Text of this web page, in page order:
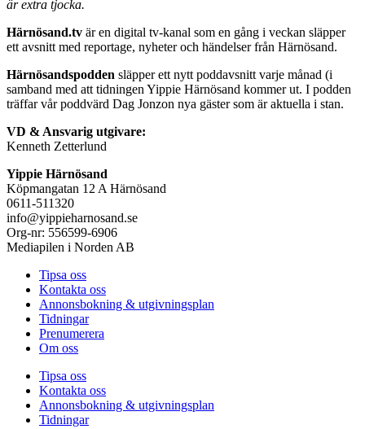
är extra tjocka.
Härnösand.tv är en digital tv-kanal som en gång i veckan släpper
ett avsnitt med reportage, nyheter och händelser från Härnösand.
Härnösandspodden släpper ett nytt poddavsnitt varje månad (i
samband med att tidningen Yippie Härnösand kommer ut. I podden
träffar vår poddvärd Dag Jonzon nya gäster som är aktuella i stan.
VD & Ansvarig utgivare:
Kenneth Zetterlund
Yippie Härnösand
Köpmangatan 12 A Härnösand
0611-511320
info@yippieharnosand.se
Org-nr: 556599-6906
Mediapilen i Norden AB
Tipsa oss
Kontakta oss
Annonsbokning & utgivningsplan
Tidningar
Prenumerera
Om oss
Tipsa oss
Kontakta oss
Annonsbokning & utgivningsplan
Tidningar